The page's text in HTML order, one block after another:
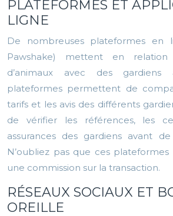
PLATEFORMES ET
LIGNE
De nombreuses plateformes en
Pawshake) mettent en relation
d’animaux avec des
plateformes permettent de
tarifs et les avis des différents
de vérifier les références, les
assurances des gardiens avant
N’oubliez pas que ces
une commission sur la transaction.
RÉSEAUX SOCIAUX ET
OREILLE